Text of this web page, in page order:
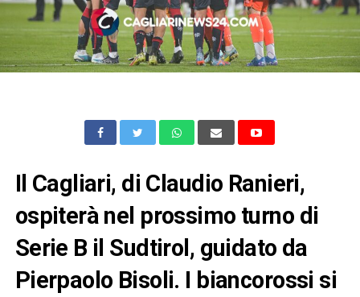
Il Cagliari, di Claudio Ranieri,
ospiterà nel prossimo turno di
Serie B il Sudtirol, guidato da
Pierpaolo Bisoli. I biancorossi si